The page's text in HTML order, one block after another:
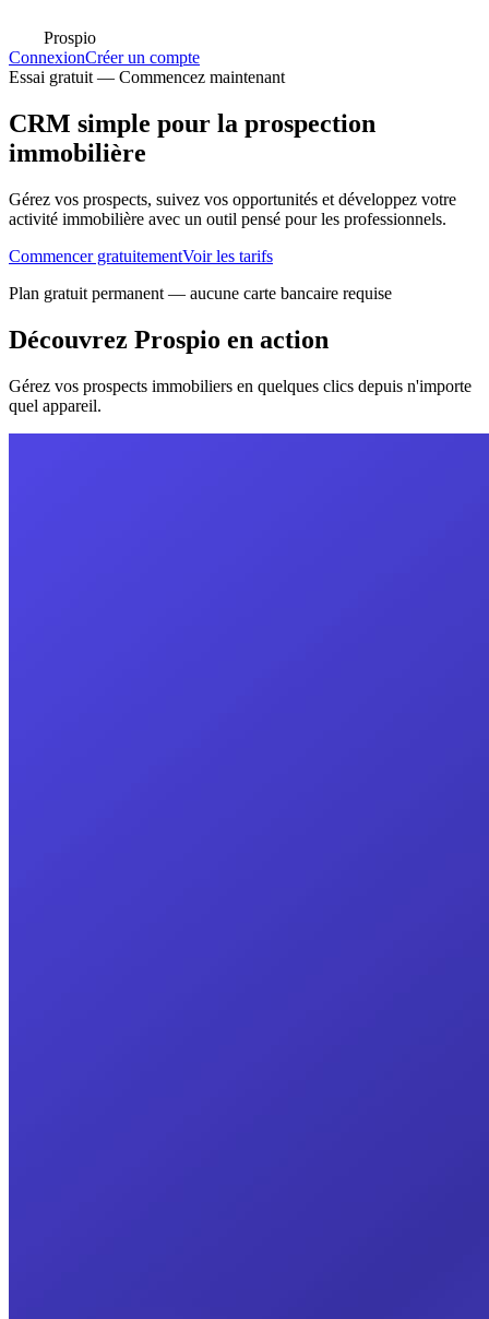
Prospio
ConnexionCréer un compte
Essai gratuit — Commencez maintenant
CRM simple pour la prospection
immobilière
Gérez vos prospects, suivez vos opportunités et développez votre
activité immobilière avec un outil pensé pour les professionnels.
Commencer gratuitementVoir les tarifs
Plan gratuit permanent — aucune carte bancaire requise
Découvrez Prospio en action
Gérez vos prospects immobiliers en quelques clics depuis n'importe
quel appareil.